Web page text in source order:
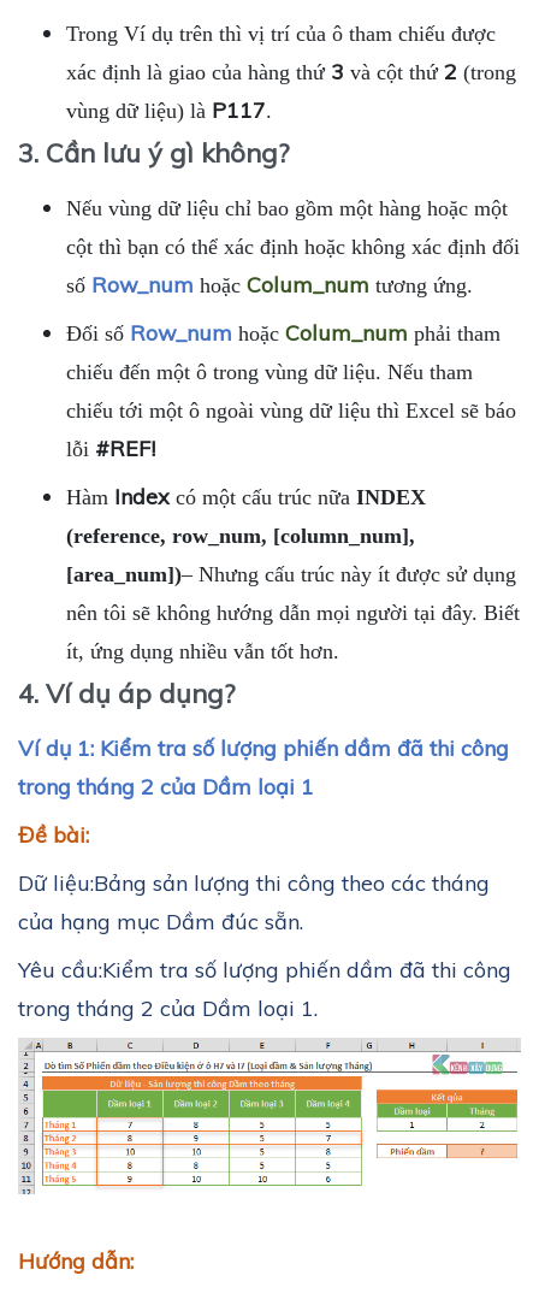
Trong Ví dụ trên thì vị trí của ô tham chiếu được
xác định là giao của hàng thứ 3 và cột thứ 2 (trong
vùng dữ liệu) là P117.
3. Cần lưu ý gì không?
Nếu vùng dữ liệu chỉ bao gồm một hàng hoặc một
cột thì bạn có thể xác định hoặc không xác định đối
số Row_num hoặc Colum_num tương ứng.
Đối số Row_num hoặc Colum_num phải tham
chiếu đến một ô trong vùng dữ liệu. Nếu tham
chiếu tới một ô ngoài vùng dữ liệu thì Excel sẽ báo
lỗi #REF!
Hàm Index có một cấu trúc nữa INDEX
(reference, row_num, [column_num],
[area_num])– Nhưng cấu trúc này ít được sử dụng
nên tôi sẽ không hướng dẫn mọi người tại đây. Biết
ít, ứng dụng nhiều vẫn tốt hơn.
4. Ví dụ áp dụng?
Ví dụ 1: Kiểm tra số lượng phiến dầm đã thi công
trong tháng 2 của Dầm loại 1
Đề bài:
Dữ liệu:Bảng sản lượng thi công theo các tháng
của hạng mục Dầm đúc sẵn.
Yêu cầu:Kiểm tra số lượng phiến dầm đã thi công
trong tháng 2 của Dầm loại 1.
Hướng dẫn: